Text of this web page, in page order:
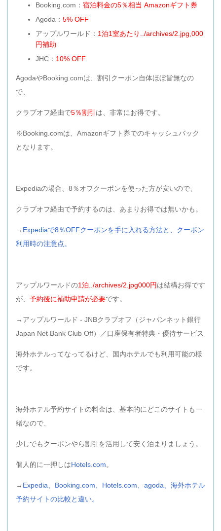
Booking.com： 宿泊料金の5％相当 Amazonギフト券
Agoda： 5% OFF
アップルワールド： 1泊1室あたり../archives/2.jpg,000
円補助
JHC： 10% OFF
AgodaやBooking.comは、割引クーポン自体ほぼ皆無なの
で、
クラブオフ経由で5％割引 は、非常にお得です。
※Booking.comは、Amazonギフト券でのキャッシュバック
となります。
Expediaの場合、8％オフクーポンを使った方が安いので、
クラブオフ経由で予約するのは、あまりお得では無いかも。
→ Expediaで8％OFFクーポンを手に入れる方法と、クーポン
利用時の注意点。
アップルワールドの1泊../archives/2.jpg000円は結構お得です
が、 予約後に補助申請が必要です。
→アップルワールド - JNBクラブオフ（ジャパンネット銀行
Japan Net Bank Club Off）／口座保有者特典・優待サービス
海外ホテルってなってるけど、国内ホテルでも利用可能の様
です。
海外ホテル予約サイトの料金は、基本的にどこのサイトも一
緒なので、
少しでもクーポンやら割引を活用して安く泊まりましょう。
個人的に一押しはHotels.com。
→ Expedia、Booking.com、Hotels.com、agoda、海外ホテル
予約サイトの比較と違い。